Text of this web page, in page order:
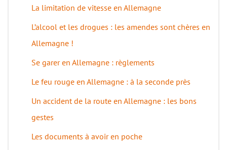
La limitation de vitesse en Allemagne
L’alcool et les drogues : les amendes sont chères en
Allemagne !
Se garer en Allemagne : règlements
Le feu rouge en Allemagne : à la seconde près
Un accident de la route en Allemagne : les bons
gestes
Les documents à avoir en poche